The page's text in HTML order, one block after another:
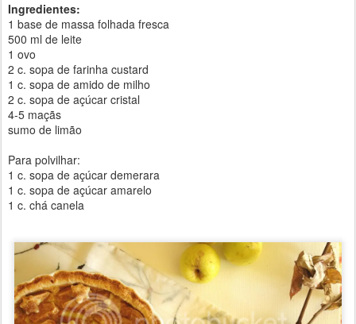
Ingredientes:
1 base de massa folhada fresca
500 ml de leite
1 ovo
2 c. sopa de farinha custard
1 c. sopa de amido de milho
2 c. sopa de açúcar cristal
4-5 maçãs
sumo de limão
Para polvilhar:
1 c. sopa de açúcar demerara
1 c. sopa de açúcar amarelo
1 c. chá canela